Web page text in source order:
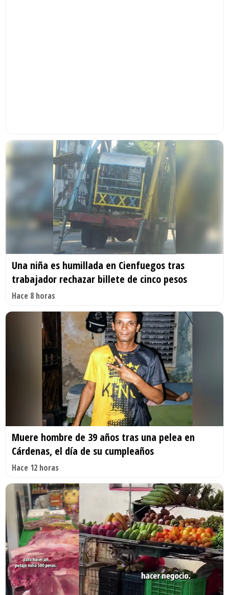
Una niña es humillada en Cienfuegos tras
trabajador rechazar billete de cinco pesos
Hace 8 horas
Muere hombre de 39 años tras una pelea en
Cárdenas, el día de su cumpleaños
Hace 12 horas